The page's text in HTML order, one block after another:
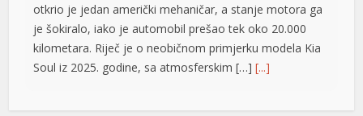
otkrio je jedan američki mehaničar, a stanje motora ga
je šokiralo, iako je automobil prešao tek oko 20.000
kilometara. Riječ je o neobičnom primjerku modela Kia
Soul iz 2025. godine, sa atmosferskim […][...]
Rad objavljen u Harvardovom pravnom časopisu: Visoki